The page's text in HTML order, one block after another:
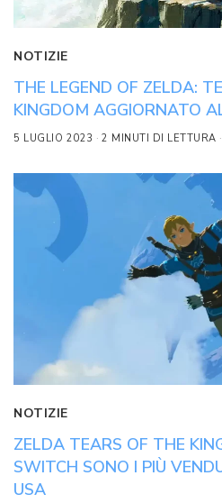
NOTIZIE
THE LEGEND OF ZELDA:
KINGDOM AGGIORNATO
5 LUGLIO 2023 2 MINUTI DI LETTURA
NOTIZIE
ZELDA TEARS OF THE
SWITCH SONO I PIÙ
USA